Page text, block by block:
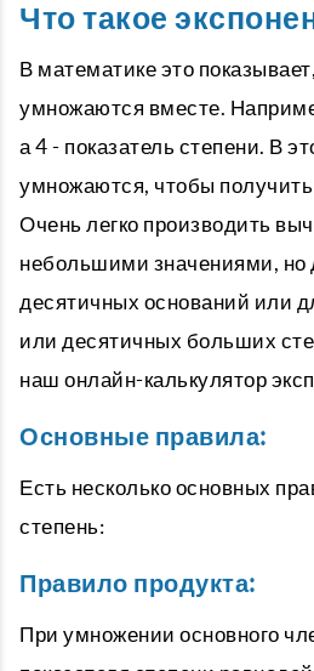
Что такое
В математике это
умножаются вместе.
а 4 - показатель степени. В
умножаются, чтобы получить
Очень легко производить
небольшими значениями, но
десятичных оснований или
или десятичных больших
наш онлайн-калькулятор
Основные правила:
Есть несколько основных
степень:
Правило продукта:
При умножении основного